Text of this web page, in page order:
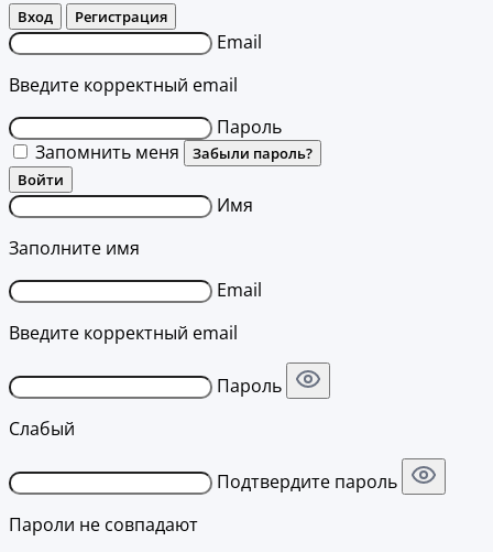
Вход Регистрация
Email
Введите корректный email
Пароль
Запомнить меня
Забыли пароль?
Войти
Имя
Заполните имя
Email
Введите корректный email
Пароль
Слабый
Подтвердите пароль
Пароли не совпадают